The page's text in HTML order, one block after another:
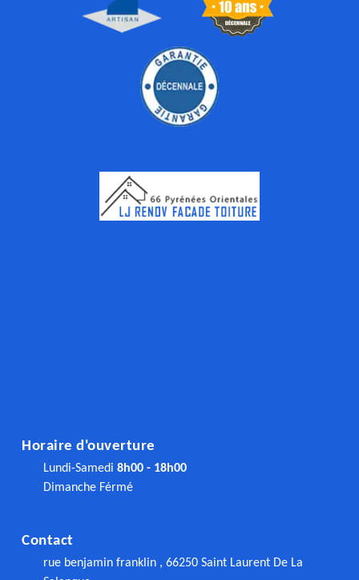
Horaire d'ouverture
Lundi-Samedi 8h00 - 18h00
Dimanche Férmé
Contact
rue benjamin franklin , 66250 Saint Laurent De La